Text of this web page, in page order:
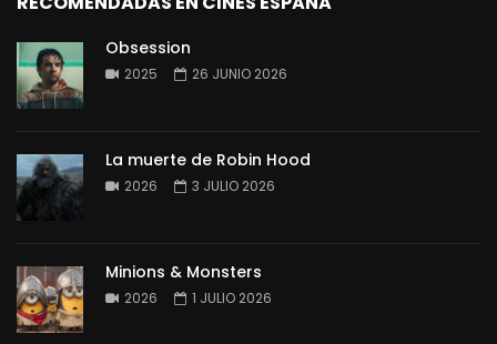
Obsession
2025 26 JUNIO 2026
La muerte de Robin Hood
2026 3 JULIO 2026
Minions & Monsters
2026 1 JULIO 2026